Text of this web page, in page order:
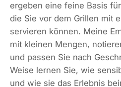
ergeben eine feine Basis
die Sie vor dem Grillen mit
servieren können. Meine
mit kleinen Mengen,
und passen Sie nach
Weise lernen Sie, wie
und wie sie das Erlebnis